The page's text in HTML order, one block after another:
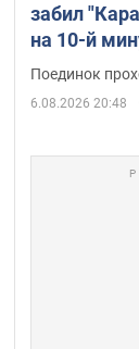
забил
на 10-й
Видео
Поединок
6.08.2026 20:48